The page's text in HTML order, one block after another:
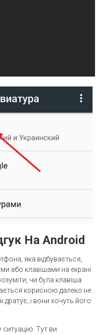
На Android
яка відбувається,
або клавішами на екрані.
чи була клавіша
корисною далеко не
дратує, і вони хочуть його
ситуацію. Тут ви